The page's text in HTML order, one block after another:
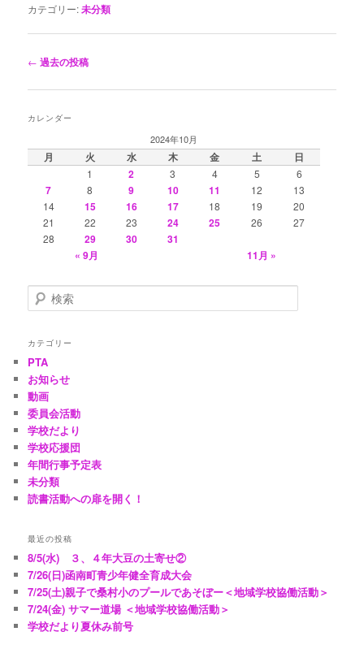
カテゴリー:未分類
投
ナ
ー
シ
← 過去の投稿
カレンダー
2024年10月
月 火 水 木 金 土 日
1 2 3 4 5 6
7 8 9 10 11 12
13
14
15 16 17 18 19
20
21
22 23 24 25 26
27
28
29 30
31
« 9月
11月 »
検
索
カテゴリー
PTA
お知らせ
動画
委員会活動
学校だより
学校応援団
年間行事予定表
未分類
読書活動への扉を開く！
最近の投稿
8/5(水) ３、４年大豆の土寄せ②
7/26(日)函南町青少年健全育成大会
7/25(土)親子で桑村小のプールであそぼー＜地域学校協働活動＞
7/24(金) サマー道場 ＜地域学校協働活動＞
学校だより夏休み前号